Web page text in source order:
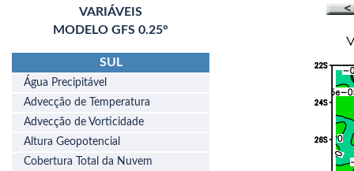
VARIÁVEIS
MODELO GFS 0.25°
SUL
Água Precipitável
Advecção de Temperatura
Advecção de Vorticidade
Altura Geopotencial
Cobertura Total da Nuvem